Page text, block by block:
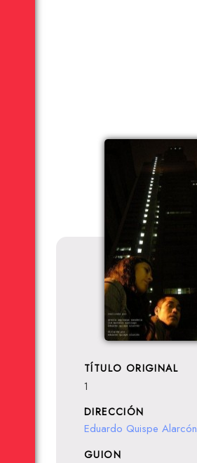
TÍTULO ORIGINAL
1
DIRECCIÓN
Eduardo Quispe Alarcón
GUION